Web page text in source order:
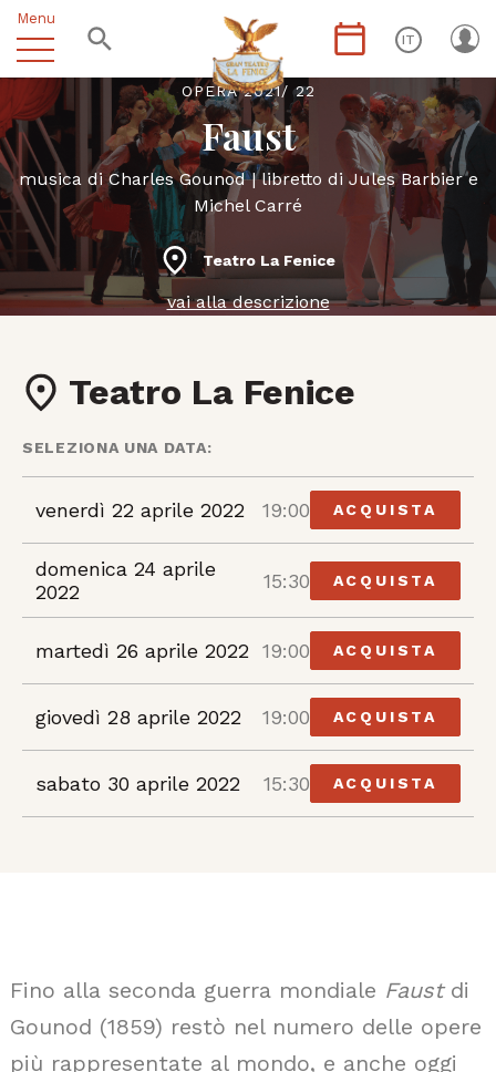
Menu
IT
OPERA 2021/ 22
Faust
musica di Charles Gounod | libretto di Jules Barbier e
Michel Carré
Teatro La Fenice
vai alla descrizione
Teatro La Fenice
SELEZIONA UNA DATA:
venerdì 22 aprile 2022 19:00 ACQUISTA
domenica 24 aprile
2022
15:30 ACQUISTA
martedì 26 aprile 2022 19:00 ACQUISTA
giovedì 28 aprile 2022 19:00 ACQUISTA
sabato 30 aprile 2022 15:30 ACQUISTA
Fino alla seconda guerra mondiale Faustdi
Gounod (1859) restò nel numero delle opere
più rappresentate al mondo, e anche oggi